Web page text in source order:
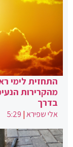
התחזית לימי
מהקרירות
בדרך
אלי שפירא|
5:29